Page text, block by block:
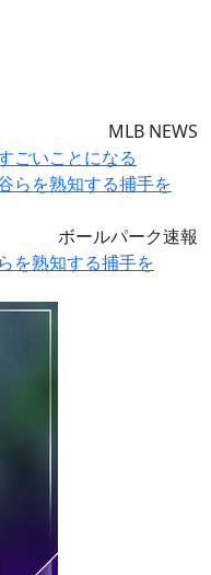
MLB NEWS
ごいことになる
ボールパーク速報
を熟知する捕手を